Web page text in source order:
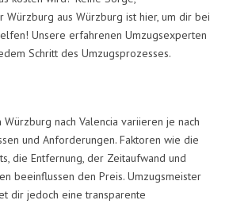
Würzburg aus Würzburg ist hier, um dir bei
Unsere erfahrenen Umzugsexperten
Schritt des Umzugsprozesses.
nach Valencia variieren je nach
und Anforderungen. Faktoren wie die
die Entfernung, der Zeitaufwand und
beeinflussen den Preis. Umzugsmeister
dir jedoch eine transparente